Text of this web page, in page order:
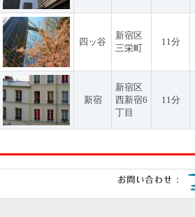
四ッ谷
新宿区
三栄町
11分
新宿
新宿区
西新宿6
丁目
11分